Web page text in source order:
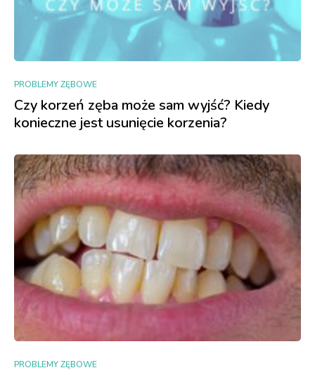
PROBLEMY ZĘBOWE
Czy korzeń zęba może sam wyjść? Kiedy
konieczne jest usunięcie korzenia?
PROBLEMY ZĘBOWE